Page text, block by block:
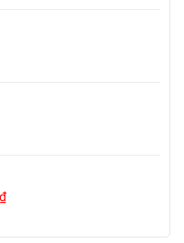
Giá
tại